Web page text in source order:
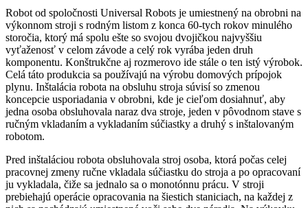
Robot od spoločnosti Universal Robots je umiestnený na obrobni na
výkonnom stroji s rodným listom z konca 60-tych rokov minulého
storočia, ktorý má spolu ešte so svojou dvojičkou najvyššiu
vyťaženosť v celom závode a celý rok vyrába jeden druh
komponentu. Konštrukčne aj rozmerovo ide stále o ten istý výrobok.
Celá táto produkcia sa používajú na výrobu domových prípojok
plynu. Inštalácia robota na obsluhu stroja súvisí so zmenou
koncepcie usporiadania v obrobni, kde je cieľom dosiahnuť, aby
jedna osoba obsluhovala naraz dva stroje, jeden v pôvodnom stave s
ručným vkladaním a vykladaním súčiastky a druhý s inštalovaným
robotom.
Pred inštaláciou robota obsluhovala stroj osoba, ktorá počas celej
pracovnej zmeny ručne vkladala súčiastku do stroja a po opracovaní
ju vykladala, čiže sa jednalo sa o monotónnu prácu. V stroji
prebiehajú operácie opracovania na šiestich staniciach, na každej z